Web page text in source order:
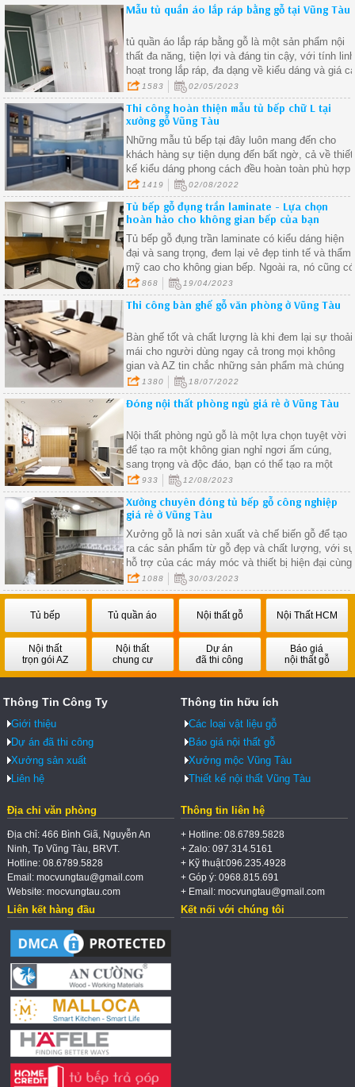
Mẫu tủ quần áo lắp ráp bằng gỗ tại Vũng Tàu
tủ quần áo lắp ráp bằng gỗ là một sản phẩm nội
thất đa năng, tiện lợi và đáng tin cậy, với tính linh
hoạt trong lắp ráp, đa dạng về kiểu dáng và giá
phải chăng, tủ quần áo lắp ráp bằng gỗ đã trở
thành sự lựa chọn hàng đầu của nhiều gia đình
trong việc trang trí không gian sống của mình
1583 02/05/2023
Thi công hoàn thiện mẫu tủ bếp chữ L tại
xưởng gỗ Vũng Tàu
Những mẫu tủ bếp tại đây luôn mang đến cho
khách hàng sự tiện dụng đến bất ngờ, cả về thiết
kế kiểu dáng phong cách đều hoàn toàn phù hợp
tương thích với không gian căn bếp và sở thích
của gia chủ.
1419 02/08/2022
Tủ bếp gỗ đụng trần laminate - Lựa chọn
hoàn hảo cho không gian bếp của bạn
Tủ bếp gỗ đụng trần laminate có kiểu dáng hiện
đại và sang trọng, đem lại vẻ đẹp tinh tế và thẩm
mỹ cao cho không gian bếp. Ngoài ra, nó cũng có
nhiều màu sắc, hoa văn và họa tiết khác nhau,
giúp bạn dễ dàng lựa chọn theo phong cách thiết
kế nội thất của căn nhà
868 19/04/2023
Thi công bàn ghế gỗ văn phòng ở Vũng Tàu
Bàn ghế tốt và chất lượng là khi đem lại sự thoải
mái cho người dùng ngay cả trong mọi không
gian và AZ tin chắc những sản phẩm mà chúng
tôi mang lại sẽ không làm bạn thất vọng
1380 18/07/2022
Đóng nội thất phòng ngủ giá rẻ ở Vũng Tàu
Nội thất phòng ngủ gỗ là một lựa chọn tuyệt vời
để tạo ra một không gian nghỉ ngơi ấm cúng,
sang trọng và độc đáo, bạn có thể tạo ra một
không gian phòng ngủ thú vị và phản ánh cá tính
riêng của bạn.
933 12/08/2023
Xưởng chuyên đóng tủ bếp gỗ công nghiệp
giá rẻ ở Vũng Tàu
Xưởng gỗ là nơi sản xuất và chế biến gỗ để tạo
ra các sản phẩm từ gỗ đẹp và chất lượng, với
hỗ trợ của các máy móc và thiết bị hiện đại cùng
với sự chuyên nghiệp và tay nghề cao của các
nhân viên làm việc trong xưởng.
1088 30/03/2023
Tủ bếp Tủ quần áo Nội thất gỗ Nội Thất HCM
Nội thất
trọn gói AZ
Nội thất
chung cư
Dự án
đã thi công
Báo giá
nội thất gỗ
Thông Tin Công Ty
Giới thiệu
Dự án đã thi công
Xưởng sản xuất
Liên hệ
Thông tin hữu ích
Các loại vật liệu gỗ
Báo giá nội thất gỗ
Xưởng mộc Vũng Tàu
Thiết kế nội thất Vũng Tàu
Địa chỉ văn phòng
Địa chỉ: 466 Bình Giã, Nguyễn An
Ninh, Tp Vũng Tàu, BRVT.
Hotline: 08.6789.5828
Email: mocvungtau@gmail.com
Website: mocvungtau.com
Thông tin liên hệ
+ Hotline: 08.6789.5828
+ Zalo: 097.314.5161
+ Kỹ thuật:096.235.4928
+ Góp ý: 0968.815.691
+ Email: mocvungtau@gmail.com
Liên kết hàng đầu Kết nối với chúng tôi